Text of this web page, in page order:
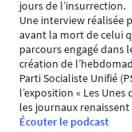
jours de l’insurrection.
Une interview réalisée
avant la mort de celui
parcours engagé dans
création de
Parti Socialiste Unifié
l’exposition « Les
les journaux
Écouter le podcast